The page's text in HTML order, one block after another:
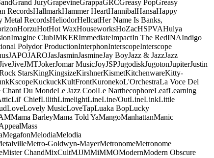
Grand JuryGrapevineGrappaGRCGreasy PopGreasy
RecordsHallmarkHammer HeartHannibalHansaHappy
Metal RecordsHeliodorHellcatHer Name Is Banks,
HorzuHotHot WaxHouseworksHoZacHSPVAHulya
Imagine ClubIMKERImmediateImpactIn The RedINAIndigo
Polydor ProductionInterphonInterscopeInterscope
JAPOJAROJasJasminJasmineJay BoyJazz & JazzJazz
JiveJMTJokerJomar MusicJoyJSPJugodiskJugotonJupiterJustin
StarsKingKingsizeKirshnerKismetKitchenwareKitty-
KscopeKuckuckKultFrontKuronekoL'OrchestraLa Voce Del
Chant Du MondeLe Jazz CoolLe NarthecophoreLeafLearning
Lil' ChiefLilithLimelightLineLine/OutLineLinkLittle
LoveLovely MusicLoveTapLuaka BopLucky
Mama BarleyMama Told YaMangoManhattanManic
Mass
MegafonMelodiaMelodia
Metro-Goldwyn-MayerMetronomeMetronome
Mister ChandMixCultMJJMMiMMOModernModern Obscure